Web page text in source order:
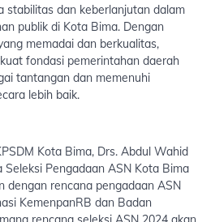
stabilitas dan keberlanjutan dalam
publik di Kota Bima. Dengan
memadai dan berkualitas,
fondasi pemerintahan daerah
tantangan dan memenuhi
lebih baik.
Kota Bima, Drs. Abdul Wahid
Pengadaan ASN Kota Bima
dengan rencana pengadaan ASN
KemenpanRB dan Badan